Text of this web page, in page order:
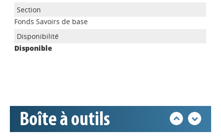
Fonds Savoirs de base
Disponible
Boîte à outils
Appels à projets
Base documentaire